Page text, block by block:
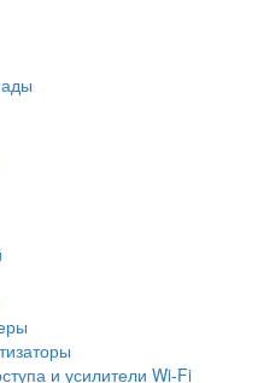
и усилители Wi-Fi